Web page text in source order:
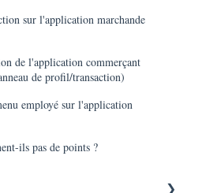
sur l'application marchande
de l'application commerçant
de profil/transaction)
employé sur l'application
ils pas de points ?